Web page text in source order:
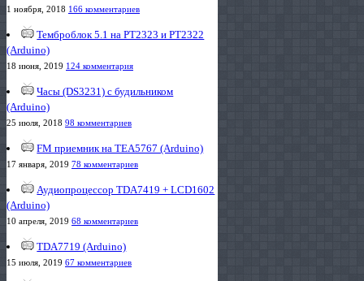
1 ноября, 2018 166 комментариев
Темброблок 5.1 на PT2323 и PT2322
(Arduino)
18 июня, 2019 124 комментария
Часы (DS3231) с будильником
(Arduino)
25 июля, 2018 98 комментариев
FM приемник на TEA5767 (Arduino)
17 января, 2019 78 комментариев
Аудиопроцессор TDA7419 + LCD1602
(Arduino)
10 апреля, 2019 68 комментариев
TDA7719 (Arduino)
15 июля, 2019 67 комментариев